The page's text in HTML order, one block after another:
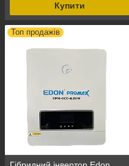
Купити
Топ продажів